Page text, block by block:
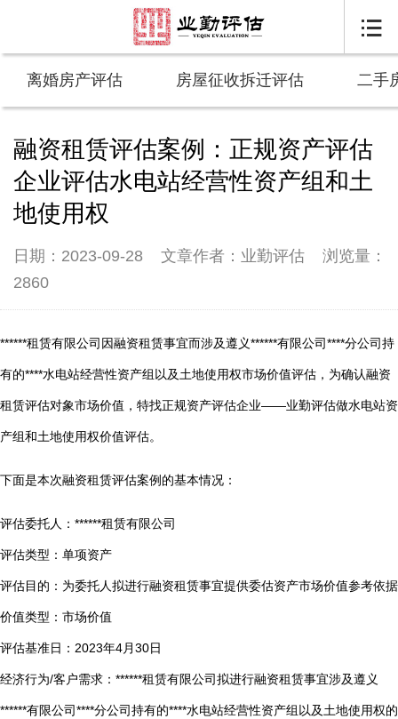

离婚房产评估 房屋征收拆迁评估 二手
融资租赁评估案例：正规资产评估
企业评估水电站经营性资产组和土
地使用权
日期：2023-09-28 文章作者：业勤评估
浏览量：
2860
******租赁有限公司因融资租赁事宜而涉及遵义******有限公司****分公司持
有的****水电站经营性资产组以及土地使用权市场价值评估，为确认融资
租赁评估对象市场价值，特找正规资产评估企业——业勤评估做水电站资
产组和土地使用权价值评估。
下面是本次融资租赁评估案例的基本情况：
评估委托人：******租赁有限公司
评估类型：单项资产
评估目的：为委托人拟进行融资租赁事宜提供委估资产市场价值参考依据
价值类型：市场价值
评估基准日：2023年4月30日
经济行为/客户需求：******租赁有限公司拟进行融资租赁事宜涉及遵义
******有限公司****分公司持有的****水电站经营性资产组以及土地使用权的